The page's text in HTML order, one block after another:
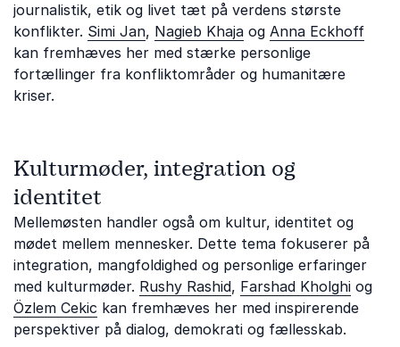
journalistik, etik og livet tæt på verdens største
konflikter. Simi Jan, Nagieb Khaja og Anna Eckhoff
kan fremhæves her med stærke personlige
fortællinger fra konfliktområder og humanitære
kriser.
Kulturmøder, integration og
identitet
Mellemøsten handler også om kultur, identitet og
mødet mellem mennesker. Dette tema fokuserer på
integration, mangfoldighed og personlige erfaringer
med kulturmøder. Rushy Rashid, Farshad Kholghi og
Özlem Cekic kan fremhæves her med inspirerende
perspektiver på dialog, demokrati og fællesskab.